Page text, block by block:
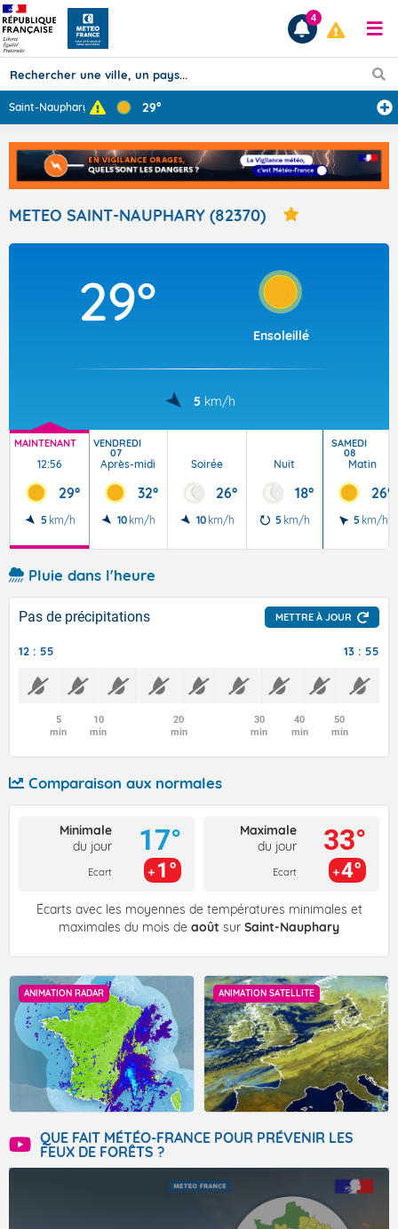
Prévisions
TOUS LES RÉSULTATS
Articles
4
Saint-Nauphary 29°
METEO SAINT-NAUPHARY (82370)
29°
Ensoleillé
5 km/h
MAINTENANT
12:56
29°
5 km/h
VENDREDI
07
Après-midi
32°
10 km/h
Soirée
26°
10 km/h
Nuit
18°
5 km/h
SAMEDI
08
Matin
26°
5 km/h
Pluie dans l'heure
Pas de précipitations METTRE À JOUR
12 : 55 13 : 55
5
min
10
min
20
min
30
min
40
min
50
min
Comparaison aux normales
Minimale
du jour
Ecart
17°
1°
Maximale
du jour
Ecart
33°
4°
Écarts avec les moyennes de températures minimales et
maximales du mois de août sur Saint-Nauphary
ANIMATION RADAR ANIMATION SATELLITE
QUE FAIT MÉTÉO-FRANCE POUR PRÉVENIR LES
FEUX DE FORÊTS ?